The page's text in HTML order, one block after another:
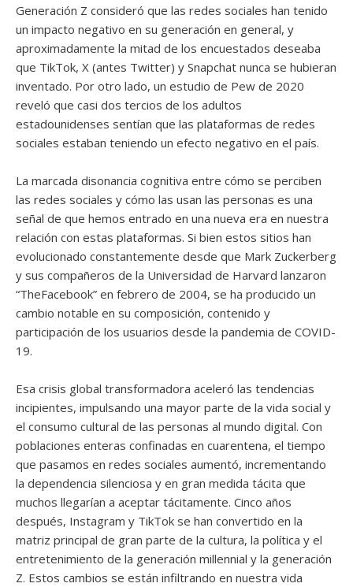
Generación Z consideró que las redes sociales han tenido
un impacto negativo en su generación en general, y
aproximadamente la mitad de los encuestados deseaba
que TikTok, X (antes Twitter) y Snapchat nunca se hubieran
inventado. Por otro lado, un estudio de Pew de 2020
reveló que casi dos tercios de los adultos
estadounidenses sentían que las plataformas de redes
sociales estaban teniendo un efecto negativo en el país.
La marcada disonancia cognitiva entre cómo se perciben
las redes sociales y cómo las usan las personas es una
señal de que hemos entrado en una nueva era en nuestra
relación con estas plataformas. Si bien estos sitios han
evolucionado constantemente desde que Mark Zuckerberg
y sus compañeros de la Universidad de Harvard lanzaron
“TheFacebook” en febrero de 2004, se ha producido un
cambio notable en su composición, contenido y
participación de los usuarios desde la pandemia de COVID-
19.
Esa crisis global transformadora aceleró las tendencias
incipientes, impulsando una mayor parte de la vida social y
el consumo cultural de las personas al mundo digital. Con
poblaciones enteras confinadas en cuarentena, el tiempo
que pasamos en redes sociales aumentó, incrementando
la dependencia silenciosa y en gran medida tácita que
muchos llegarían a aceptar tácitamente. Cinco años
después, Instagram y TikTok se han convertido en la
matriz principal de gran parte de la cultura, la política y el
entretenimiento de la generación millennial y la generación
Z. Estos cambios se están infiltrando en nuestra vida